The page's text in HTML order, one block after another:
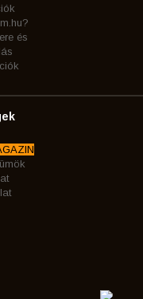
és